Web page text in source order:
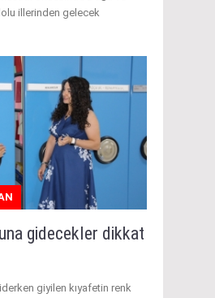
illerinden gelecek
gidecekler dikkat
giyilen kıyafetin renk